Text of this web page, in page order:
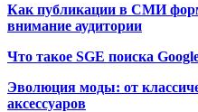
Как публикации в СМИ
внимание аудитории
Что такое SGE поиска
Эволюция моды: от
аксессуаров